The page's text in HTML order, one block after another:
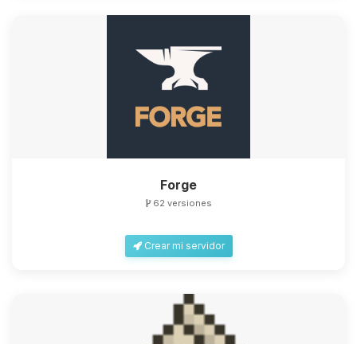
Forge
62 versiones
Crear mi servidor